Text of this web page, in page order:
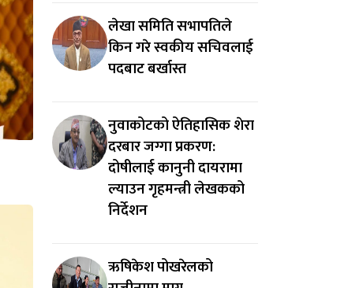
लेखा समिति सभापतिले
किन गरे स्वकीय सचिवलाई
पदबाट बर्खास्त
नुवाकोटको ऐतिहासिक शेरा
दरबार जग्गा प्रकरण:
दोषीलाई कानुनी दायरामा
ल्याउन गृहमन्त्री लेखकको
निर्देशन
ऋषिकेश पोखरेलको